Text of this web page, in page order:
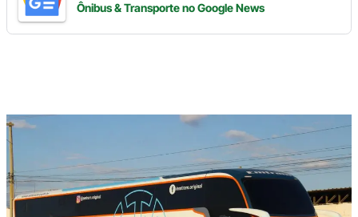
Ônibus & Transporteno Google News
Digite
aqui
o
seu
e-
mail